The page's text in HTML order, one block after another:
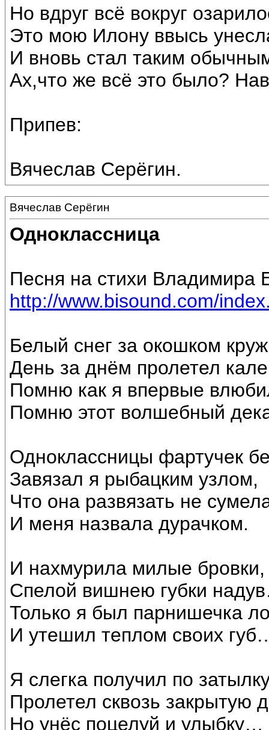
Но вдруг всё вокруг
Это мою Илону ввысь
И вновь стал таким
Ах,что же всё это было?
Припев:
Вячеслав Серёгин.
Вячеслав Серёгин
Одноклассница
Песня на стихи Владимира
http://www.bisound.com/
Белый снег за окошком
День за днём пролетел
Помню как я впервые
Помню этот волшебный
Одноклассницы фартучек
Завязал я рыбацким узлом,
Что она развязать не
И меня назвала дурачком.
И нахмурила милые бровки,
Спелой вишнею губки
Только я был парнишечка
И утешил теплом своих
Я слегка получил по
Пролетел сквозь закрытую
Но унёс поцелуй и улыбку…